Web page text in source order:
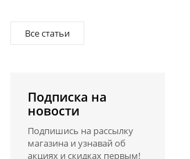
Все статьи
Подписка на
новости
Подпишись на рассылку
магазина и узнавай об
акциях и скидках первым!